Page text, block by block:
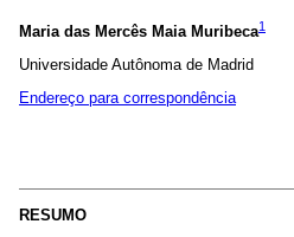
Maria das Mercês Maia Muribeca1
Universidade Autônoma de Madrid
Endereço para correspondência
RESUMO